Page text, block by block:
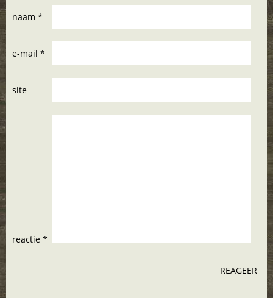
naam *
e-mail *
site
reactie *
REAGEER